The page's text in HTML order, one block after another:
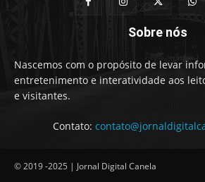
Sobre nós
Nascemos com o propósito de levar
entretenimento e interatividade aos
e visitantes.
Contato:
© 2019 -2025 | Jornal Digital Canela